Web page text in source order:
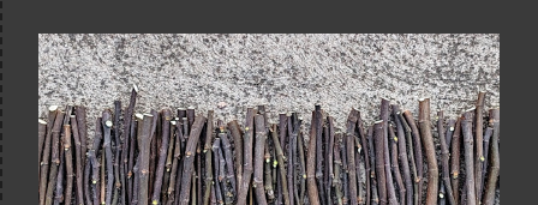
azt állítja magáról, hogy biztonsággal tud fügét fotók
alapján azonosítani, az egészen biztosan olyan
képességekkel ruházza fel önmagát, amilyenekkel
valójában nem